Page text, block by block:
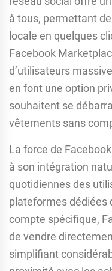
à tous, permettant
locale en quelques
Facebook
d’utilisateurs
en font une option
souhaitent se
vêtements sans
La force de
à son intégration
quotidiennes des
plateformes dédiées
compte spécifique,
de vendre
simplifiant